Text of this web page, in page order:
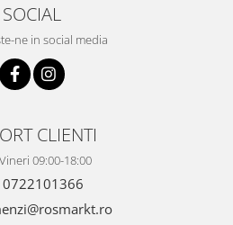
SOCIAL
ne in social media
CLIENTI
09:00-18:00
0722101366